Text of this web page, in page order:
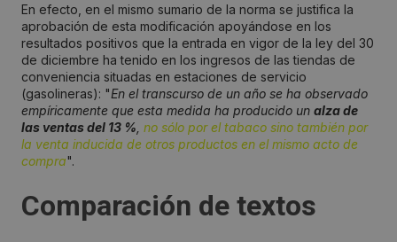
En efecto, en el mismo sumario de la norma se justifica la
aprobación de esta modificación apoyándose en los
resultados positivos que la entrada en vigor de la ley del 30
de diciembre ha tenido en los ingresos de las tiendas de
conveniencia situadas en estaciones de servicio
(gasolineras): "En el transcurso de un año se ha observado
empíricamente que esta medida ha producido un alza de
las ventas del 13 % no sólo por el tabaco sino también por
la venta inducida de otros productos en el mismo acto de
compra".
Comparación de textos